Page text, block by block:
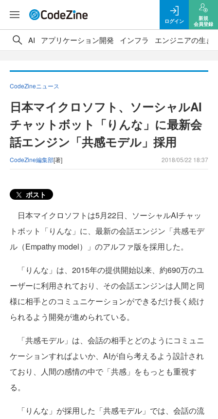
ログイン
新規
会員登録
AI アプリケーション開発 インフラ エンジニアの生き
CodeZineニュース
日本マイクロソフト、ソーシャルAI
チャットボット「りんな」に最新会
話エンジン「共感モデル」採用
CodeZine編集部[著] 2018/05/22 18:37
ポスト
日本マイクロソフトは5月22日、ソーシャルAIチャッ
トボット「りんな」に、最新の会話エンジン「共感モデ
ル（Empathy model）」のアルファ版を採用した。
「りんな」は、2015年の提供開始以来、約690万のユ
ーザーに利用されており、その会話エンジンは人間と同
様に相手とのコミュニケーションができるだけ長く続け
られるよう開発が進められている。
「共感モデル」は、会話の相手とどのようにコミュニ
ケーションすればよいか、AIが自ら考えるよう設計され
ており、人間の感情の中で「共感」をもっとも重視す
る。
「りんな」が採用した「共感モデル」では、会話の流